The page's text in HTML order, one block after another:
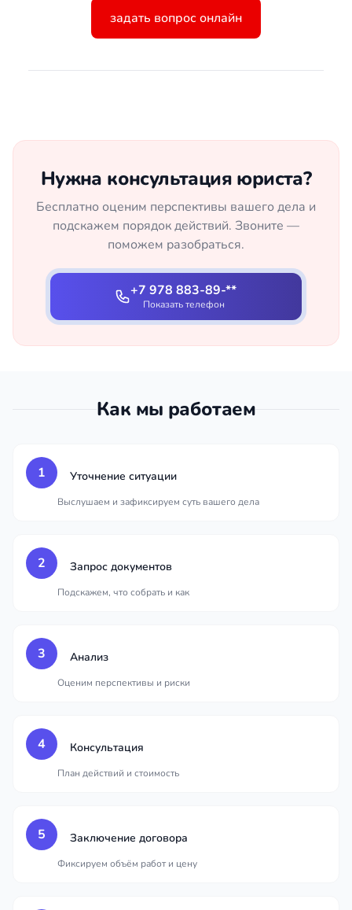
задать вопрос онлайн
Нужна консультация юриста?
Бесплатно оценим перспективы вашего дела и
подскажем порядок действий. Звоните —
поможем разобраться.
+7 978 883-89-**
Показать телефон
Как мы работаем
1 Уточнение ситуации
Выслушаем и зафиксируем суть вашего дела
2 Запрос документов
Подскажем, что собрать и как
3 Анализ
Оценим перспективы и риски
4 Консультация
План действий и стоимость
5 Заключение договора
Фиксируем объём работ и цену